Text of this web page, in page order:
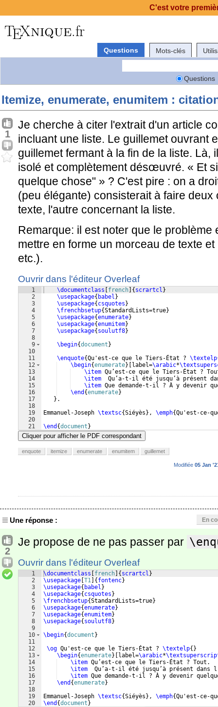
Questions Mots-clés
Questions
Itemize, enumerate, enumitem :
1
Je cherche à citer l'extrait d'un article
incluant une liste. Le guillemet ouvrant
guillemet fermant à la fin de la liste. Là,
isolé et complètement désœuvré. « Et
quelque chose" » ? C'est pire : on a
(peu élégante) consisterait à faire
texte, l'autre concernant la liste.
Remarque: il est noter que le problème
mettre en forme un morceau de texte
etc.).
Ouvrir dans l'éditeur Overleaf
1
2
3
4
5
6
7
8
9
10
11
12
13
14
15
16
17
18
19
20
21
\documentclass french { scrartcl }
\usepackage{ babel }
\usepackage{ csquotes }
\frenchbsetup{StandardLists=true}
\usepackage{enumerate}
\usepackage{enumitem}
\usepackage{ soulutf8}
\begin{document }
\enquote{Qu'est-ce que le Tiers-État ? \textelp
\begin{enumerate} label=\arabic*
\item Qu’est-ce que le Tiers-État ?
\item
Qu’a-t-il été jusqu’à présent
\item Que demande-t-il ? À y devenir
\end {enumerate}
} .
Emmanuel-Joseph \textsc{Siéyès } , \emph{Qu'est-ce-
\end {document }
Cliquer pour afficher le PDF correspondant
enquote itemize enumerate enumitem guillemet
Modifiée 05 Jan
Une réponse : En
2
Je propose de ne pas passer par
Ouvrir dans l'éditeur Overleaf
1
2
3
4
5
6
7
8
9
10
11
12
13
14
15
16
17
18
19
20
\documentclass french { scrartcl }
\usepackage T1 { fontenc}
\usepackage{ babel }
\usepackage{ csquotes }
\frenchbsetup{StandardLists=true}
\usepackage{enumerate}
\usepackage{enumitem}
\usepackage{ soulutf8}
\begin{document }
\og Qu'est-ce que le Tiers-État ? \textelp{ }
\begin{enumerate} label=\arabic*
\item Qu’est-ce que le Tiers-État ? Tout.
\item
Qu’a-t-il été jusqu’à présent dans
\item Que demande-t-il ? À y devenir
\end {enumerate}
Emmanuel-Joseph \textsc{Siéyès } , \emph{Qu'est-ce-
\end {document }
C'est votre